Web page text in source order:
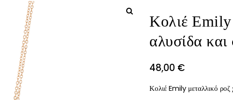
Κολιέ Emily
αλυσίδα και
48,00 €
Κολιέ Emily μεταλλικό ροζ